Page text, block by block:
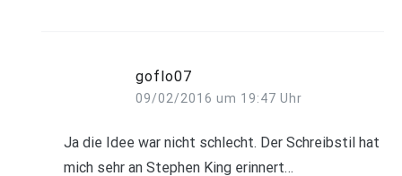
goflo07
09/02/2016 um 19:47 Uhr
Ja die Idee war nicht schlecht. Der Schreibstil hat
mich sehr an Stephen King erinnert…